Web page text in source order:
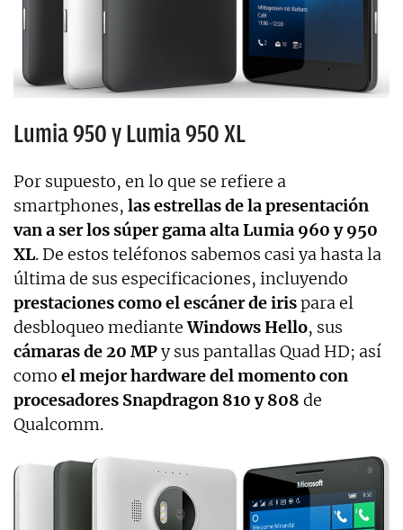
Lumia 950 y Lumia 950 XL
Por supuesto, en lo que se refiere a
smartphones, las estrellas de la presentación
van a ser los súper gama alta Lumia 960 y 950
XL. De estos teléfonos sabemos casi ya hasta la
última de sus especificaciones, incluyendo
prestaciones como el escáner de irispara el
desbloqueo medianteWindows Hello, sus
cámaras de 20 MPy sus pantallas Quad HD; así
como el mejor hardware del momento con
procesadores Snapdragon 810 y 808 de
Qualcomm.